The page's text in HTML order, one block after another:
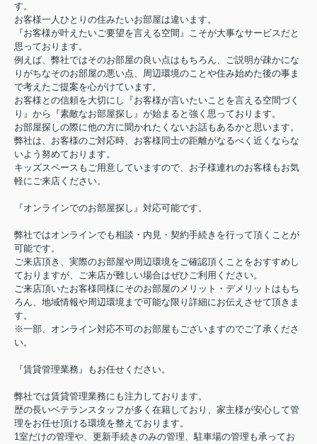
す。
お客様一人ひとりの住みたいお部屋は違います。
『お客様が叶えたいご要望を言える空間』こそが大事なサービスだと
思っております。
例えば、弊社ではそのお部屋の良い点はもちろん、ご説明が疎かにな
りがちなそのお部屋の悪い点、周辺環境のことや住み始めた後の事ま
で考えたご提案を心がけています。
お客様との信頼を大切にし『お客様が言いたいことを言える空間づく
り』から『素敵なお部屋探し』が始まると強く思っております。
お部屋探しの際に他の方に聞かれたくないお話もあるかと思います。
弊社は、お客様のご対応時、お客様同士の距離がなるべく近くならな
いよう努めております。
キッズスペースもご用意していますので、お子様連れのお客様もお気
軽にご来店ください。
『オンラインでのお部屋探し』対応可能です。
弊社ではオンラインでも相談・内見・契約手続きを行って頂くことが
可能です。
ご来店頂き、実際のお部屋や周辺環境をご確認頂くことをおすすめし
ておりますが、ご来店が難しい場合はぜひご利用ください。
ご来店頂いたお客様同様にそのお部屋のメリット・デメリットはもち
ろん、地域情報や周辺環境まで可能な限り詳細にお伝えさせて頂きま
す。
※一部、オンライン対応不可のお部屋もございますのでご了承くださ
い。
『賃貸管理業務』もお任せください。
弊社では賃貸管理業務にも注力しております。
歴の長いベテランスタッフが多く在籍しており、家主様が安心して管
理をお任せ頂ける環境を整えております。
1室だけの管理や、更新手続きのみの管理、駐車場の管理も承ってお